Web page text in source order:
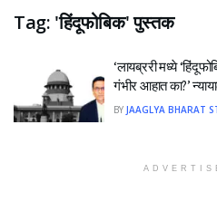
Tag: 'हिंदूफोबिक' पुस्तक
‘लायब्ररी मध्ये
गंभीर आहात का?’
BY JAAGLYA BHARAT